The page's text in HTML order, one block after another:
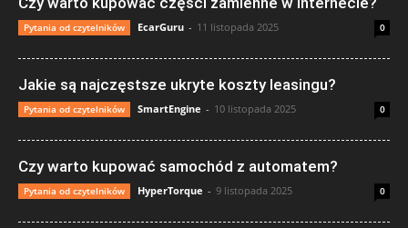
Pytania od czytelników EcarGuru - 11 listopada 2025 0
Jakie są najczęstsze ukryte koszty leasingu?
Pytania od czytelników SmartEngine - 10 listopada 2025 0
Czy warto kupować samochód z automatem?
Pytania od czytelników HyperTorque - 9 listopada 2025 0